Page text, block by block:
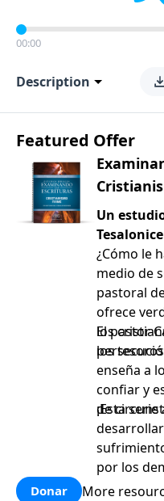
00:00
Description
Featured Offer
Un
¿Cómo le
medio de
pastoral
ofrece
los
El pastor
los
enseña a
confiar y
de
¡Esta
por los
Donar More